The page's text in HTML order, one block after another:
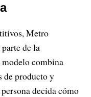
Metro
de la
modelo combina
de producto y
decida cómo